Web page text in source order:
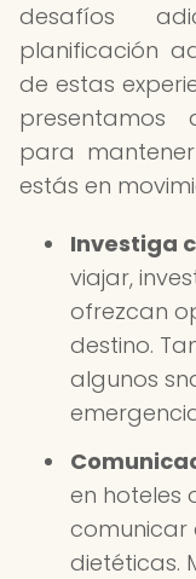
desafíos
planificación
de estas
presentamos
para
estás en
Investiga
viajar,
ofrezcan
destino.
algunos
en hoteles
comunicar
dietéticas.